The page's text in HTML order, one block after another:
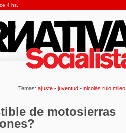
4 hs.
Temas: ajuste • juventud • nicolás rulo mileo
de motosierras